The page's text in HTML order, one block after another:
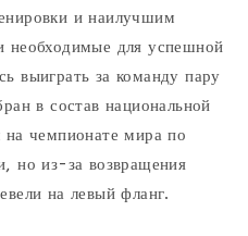
и наилучшим
необходимые для успешной
выиграть за команду пару
в состав национальной
чемпионате мира по
но из-за возвращения
на левый фланг.